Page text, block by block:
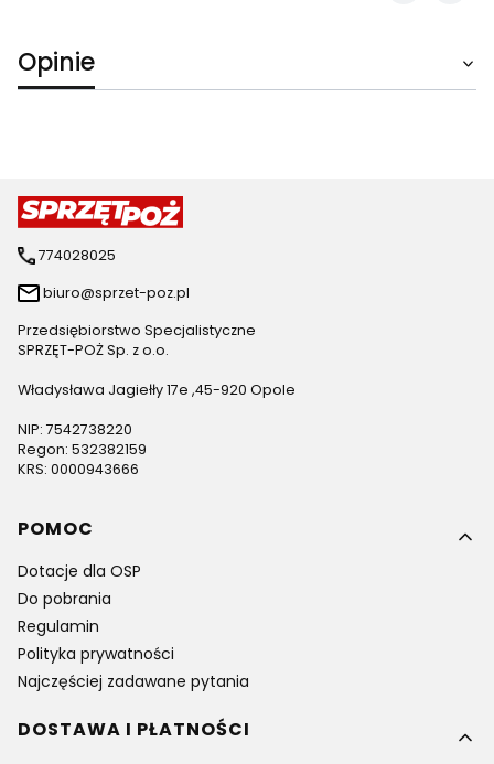
Opinie
774028025
biuro@sprzet-poz.pl
Przedsiębiorstwo Specjalistyczne
SPRZĘT-POŻ Sp. z o.o.
Władysława Jagiełły 17e ,45-920 Opole
NIP: 7542738220
Regon: 532382159
KRS: 0000943666
Linki w stopce
POMOC
Dotacje dla OSP
Do pobrania
Regulamin
Polityka prywatności
Najczęściej zadawane pytania
DOSTAWA I PŁATNOŚCI